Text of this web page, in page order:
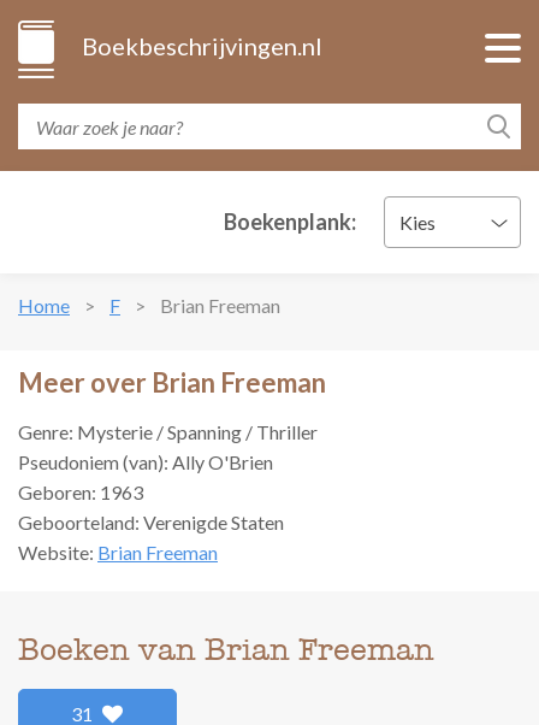
Boekbeschrijvingen.nl
Boekenplank: Kies
Home F Brian Freeman
Meer over Brian Freeman
Genre: Mysterie / Spanning / Thriller
Pseudoniem (van): Ally O'Brien
Geboren: 1963
Geboorteland: Verenigde Staten
Website: Brian Freeman
Boeken van Brian Freeman
31